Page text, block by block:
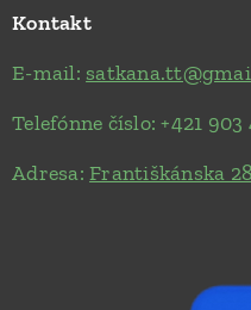
Kontakt
E-mail:
Telefónne číslo: +421 903
Adresa:Františkánska